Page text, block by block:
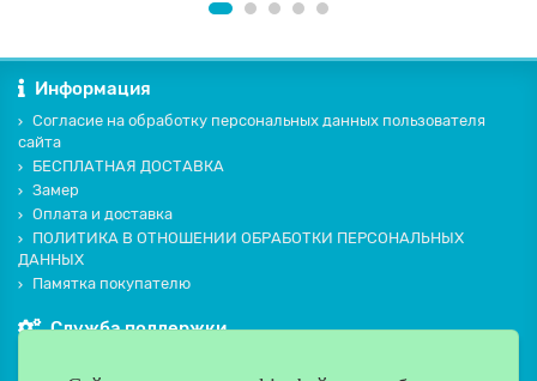
Информация
Согласие на обработку персональных данных пользователя
сайта
БЕСПЛАТНАЯ ДОСТАВКА
Замер
Оплата и доставка
ПОЛИТИКА В ОТНОШЕНИИ ОБРАБОТКИ ПЕРСОНАЛЬНЫХ
ДАННЫХ
Памятка покупателю
Служба поддержки